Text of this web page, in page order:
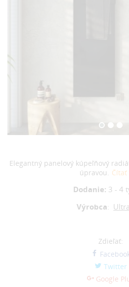
Elegantný panelový kúpeľňový
úpravou. Čítať
Dodanie: 3 - 4
Výrobca:
Zdieľať:
Twitter
Google